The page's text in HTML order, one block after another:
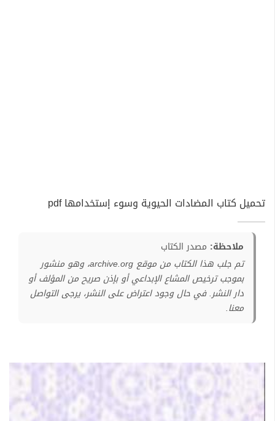
تحميل كتاب المضادات الحيوية وسوء إستخدامها pdf
ملاحظة: مصدر الكتاب
تم جلب هذا الكتاب من موقع archive.org، وهو منشور
بموجب ترخيص المشاع الإبداعي أو بإذن صريح من المؤلف أو
دار النشر. في حال وجود اعتراض على النشر، يرجى التواصل
معنا.